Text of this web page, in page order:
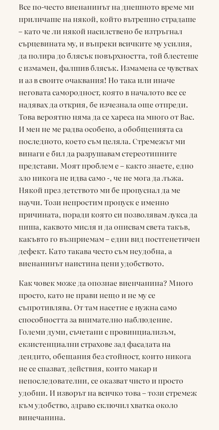
Все по-често виенанинът на днешното време ми
приличаше на някой, който вътрешно страдаше
– като че ли някой насилствено бе изтръгнал
сърцевината му, и въпреки всичките му усилия,
да полира до блясък повърхността, той блестеше
с измамен, фалшив блясък. Измамена се чувствах
и аз в своите очаквания! Но така или иначе
неговата самородност, която в началото все се
надявах да открия, бе изчезнала още отпреди.
Това вероятно няма да се хареса на много от Вас.
И мен не ме радва особено, а обобщенията са
последното, което съм целяла. Стремежът ми
винаги е бил да разрушавам стереотипните
представи. Моят проблем е – както знаете, едно
зло никога не идва само -, че не мога да лъжа.
Някой през детството ми бе пропуснал да ме
научи. Този непростим пропуск е именно
причината, поради която си позволявам лукса да
пиша, каквото мисля и да описвам света такъв,
какъвто го възприемам – един вид постгенетичен
дефект. Като такава често съм неудобна, а
виенанинът наистина цени удобството.
Как човек може да опознае виенчанина? Много
просто, като не прави нещо и не му се
съпротивлява. От там насетне е нужна само
способността за внимателно наблюдение.
Големи думи, съчетани с провинциализъм,
екзистенциални страхове зад фасадата на
дендито, обещания без стойност, които никога
не се спазват, действия, които макар и
непоследователни, се оказват чисто и просто
удобни. И изворът на всичко това – този стремеж
към удобство, здраво сключил хватка около
винечанина.